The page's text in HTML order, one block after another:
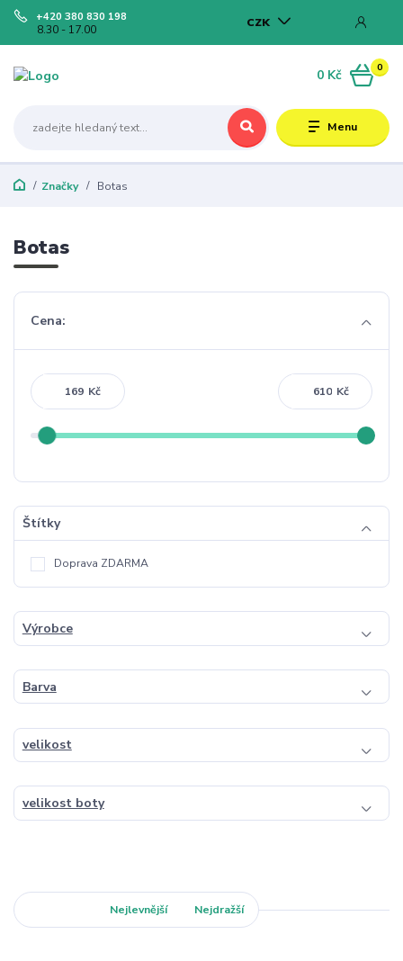
Menu
CZK
+420 380 830 198
8.30 - 17.00
0
0 Kč
Značky Botas
Botas
Cena:
Kč Kč
Štítky
Doprava ZDARMA
Výrobce
Barva
velikost
velikost boty
Nejlevnější Nejdražší